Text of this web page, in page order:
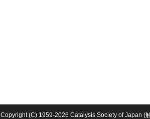
Copyright (C) 1959-2026 Catalysis Society of Japan (